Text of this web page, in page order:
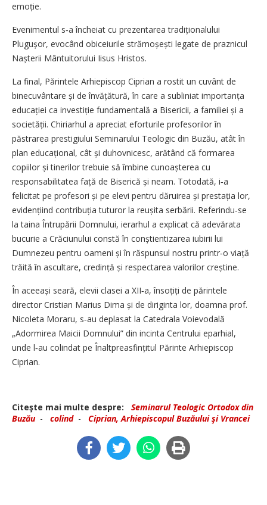
emoție.
Evenimentul s‑a încheiat cu prezentarea tradiționalului
Plugușor, evocând obiceiurile strămoșești legate de praznicul
Nașterii Mântuitorului Iisus Hristos.
La final, Părintele Arhiepiscop Ciprian a rostit un cuvânt de
binecuvântare și de învățătură, în care a subliniat importanța
educației ca investiție fundamentală a Bisericii, a familiei și a
societății. Chiriarhul a apreciat eforturile profesorilor în
păstrarea prestigiului Seminarului Teologic din Buzău, atât în
plan educațional, cât și duhovnicesc, arătând că formarea
copiilor și tinerilor trebuie să îmbine cunoașterea cu
responsabilitatea față de Biserică și neam. Totodată, i‑a
felicitat pe profesori și pe elevi pentru dăruirea și prestația lor,
evidențiind contribuția tuturor la reușita serbării. Referindu‑se
la taina Întrupării Domnului, ierarhul a explicat că adevărata
bucurie a Crăciunului constă în conștientizarea iubirii lui
Dumnezeu pentru oameni și în răspunsul nostru printr‑o viață
trăită în ascultare, credință și respectarea valorilor creștine.
În aceeași seară, elevii clasei a XII‑a, însoțiți de părintele
director Cristian Marius Dima și de diriginta lor, doamna prof.
Nicoleta Moraru, s‑au deplasat la Catedrala Voievodală
„Adormirea Maicii Domnului” din incinta Centrului eparhial,
unde l‑au colindat pe Înaltpreasfințitul Părinte Arhiepiscop
Ciprian.
Citeşte mai multe despre:
Seminarul Teologic Ortodox din
Buzău- colind- Ciprian, Arhiepiscopul Buzăului şi Vrancei